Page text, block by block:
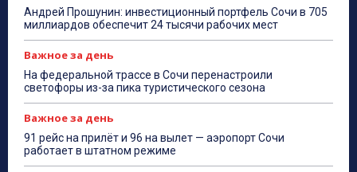
Андрей Прошунин: инвестиционный портфель Сочи в 705
миллиардов обеспечит 24 тысячи рабочих мест
Важное за день
На федеральной трассе в Сочи перенастроили
светофоры из-за пика туристического сезона
Важное за день
91 рейс на прилёт и 96 на вылет — аэропорт Сочи
работает в штатном режиме